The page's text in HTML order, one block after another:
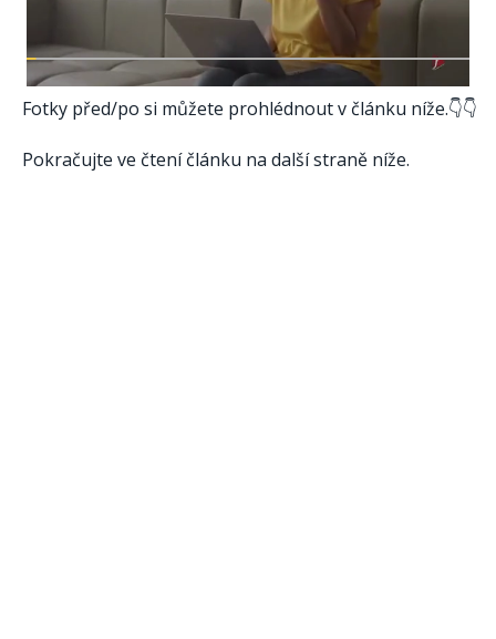
Fotky před/po si můžete prohlédnout v článku níže.👇👇
Pokračujte ve čtení článku na další straně níže.